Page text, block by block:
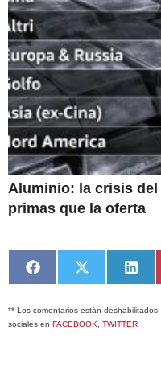
Aluminio: la crisis
primas que la oferta
Compartir
Facebook
Compartir
X
(Twitter)
** Los comentarios están
sociales en FACEBOOK, TWITTER